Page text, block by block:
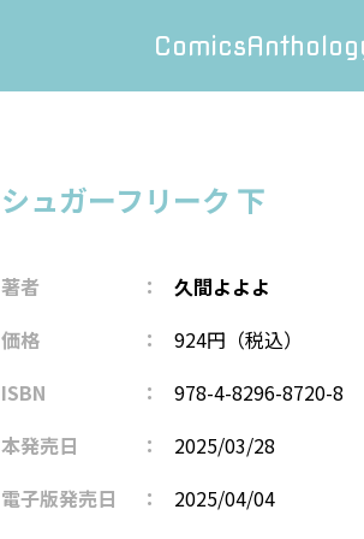
Comics
シュガーフリーク 下
著者
久間よよよ
価格
924円（税込）
ISBN
978-4-8296-8720-8
本発売日
2025/03/28
電子版発売日
2025/04/04